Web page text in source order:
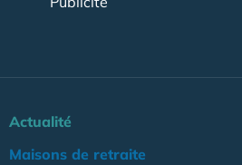
Actualité
Maisons de retraite